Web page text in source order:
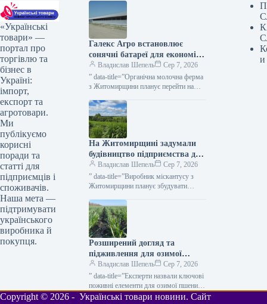
«Українські
товари» —
портал про
торгівлю та
бізнес в
Україні:
імпорт,
експорт та
агротовари.
Ми
публікуємо
корисні
поради та
статті для
підприємців і
споживачів.
Наша мета —
підтримувати
українського
виробника й
покупця.
Галекс Агро встановлює
сонячні батареї для економії
на обробці молока —
КУРКУЛЬ
Владислав Шепель
Сер 7, 2026
” data-title=”Органічна молочна ферма
з Житомирщини планує перейти на
url=”https://kurkul.com/news/41866-
organichna-molochna-ferma-z-
jitomirschini-planuye-pereyti-na-
sonyachnu-energiyu”> Ферма
органічного молока на Житомирщині
має намір перейти…
На Житомирщині задумали
будівництво підприємства для
обробки міскантусу —
КУРКУЛЬ
Владислав Шепель
Сер 7, 2026
” data-title=”Виробник міскантусу з
Житомирщини планує збудувати
url=”https://kurkul.com/news/41863-
virobnik-miskantusu-z-jitomirschini-
planuye-zbuduvati-peletniy-zavod”>
Виробник міскантусу з Житомирщини
планує збудувати пелетний завод 7
серпня…
Розширений догляд та
підживлення для озимої
пшениці: поради від Ukravit
— КУРКУЛЬ
Владислав Шепель
Сер 7, 2026
” data-title=”Експерти назвали ключові
поживні елементи для озимої пшениці
восени” data-
и
Copyright © 2026 - Українські товари новини. Сайт